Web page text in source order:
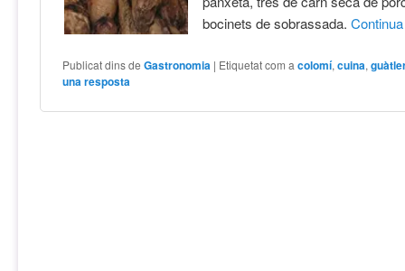
bocinets de sobrassada.
Publicat dins de Gastronomia | Etiquetat com a colomí,cuina,
una resposta